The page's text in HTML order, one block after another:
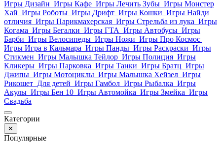
Игры Дизайн Игры Кафе Игры Лечить Зубы Игры Монстер
Хай Игры Роботы Игры Дрифт Игры Кошки Игры Найди
отличия Игры Парикмахерская Игры Стрельба из лука Игры
Когама Игры Бегалки Игры ГТА Игры Автобусы Игры
Барби Игры Велосипеды Игры Ножи Игры Про Космос
Игры Игра в Кальмара Игры Панды Игры Раскраски Игры
Стикмен Игры Малышка Тейлор Игры Полиция Игры
Кликеры Игры Парковка Игры Танки Игры Братц Игры
Джипы Игры Мотоциклы Игры Малышка Хейзел Игры
Рикошет Для детей Игры Гамбол Игры Рыбалка Игры
Акулы Игры Бен 10 Игры Автомойка Игры Змейка Игры
Свадьба
Категории
✕
Популярные